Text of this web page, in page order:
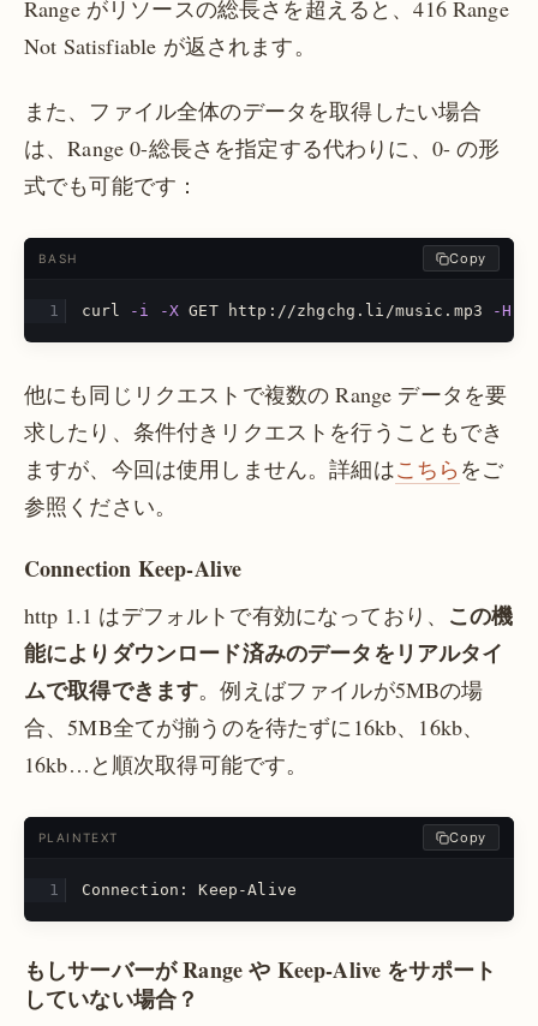
Range がリソースの総長さを超えると、416 Range
Not Satisfiable が返されます。
また、ファイル全体のデータを取得したい場合
は、Range 0-総長さを指定する代わりに、0- の形
式でも可能です：
BASH Copy
curl -i -X GET http://zhgchg.li/music.mp3 -H
他にも同じリクエストで複数の Range データを要
求したり、条件付きリクエストを行うこともでき
ますが、今回は使用しません。詳細はこちら をご
参照ください。
Connection Keep-Alive
http 1.1 はデフォルトで有効になっており、 この機
能によりダウンロード済みのデータをリアルタイ
ムで取得できます。例えばファイルが5MBの場
合、5MB全てが揃うのを待たずに16kb、16kb、
16kb…と順次取得可能です。
PLAINTEXT Copy
Connection: Keep-Alive
もしサーバーが Range や Keep-Alive をサポート
していない場合？